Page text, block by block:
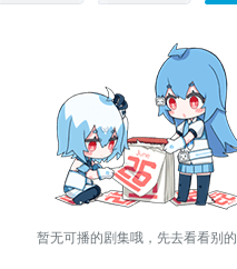
暂无可播的剧集哦，先去看看别